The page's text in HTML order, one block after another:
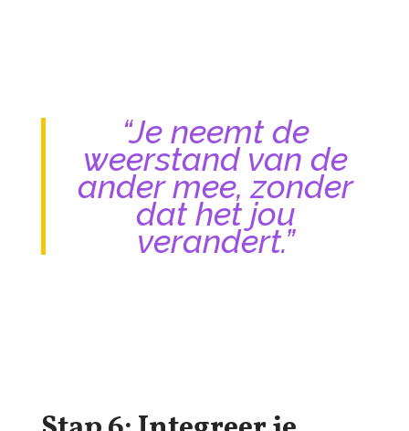
“Je neemt de
weerstand van de
ander mee, zonder
dat het jou
verandert.”